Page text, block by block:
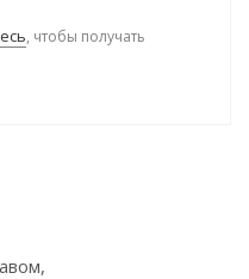
, чтобы получать